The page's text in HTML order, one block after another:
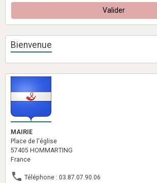
Valider
Bienvenue
MAIRIE
Place de l'église
57405 HOMMARTING
France
Téléphone : 03.87.07.90.06